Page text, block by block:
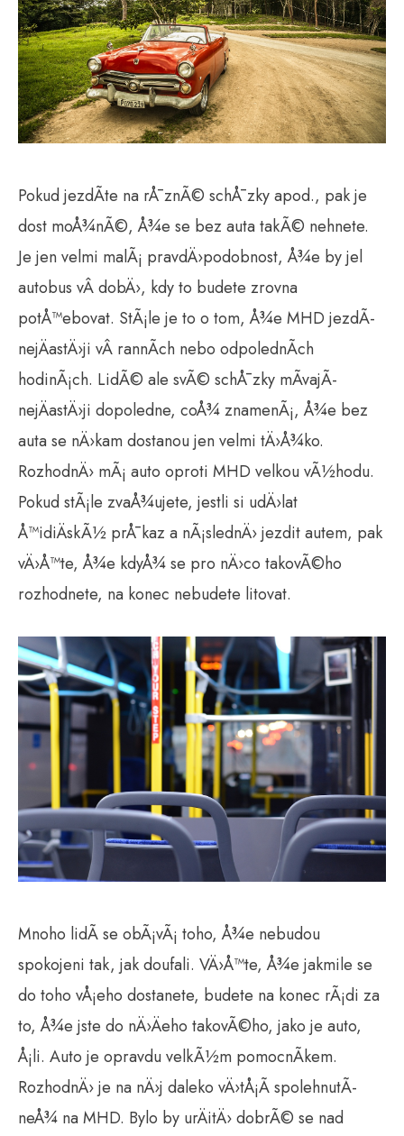
Pokud jezdÃ­te na rÅ¯znÃ© schÅ¯zky apod., pak je
dost moÅ¾nÃ©, Å¾e se bez auta takÃ© nehnete.
Je jen velmi malÃ¡ pravdÄ›podobnost, Å¾e by jel
autobus vÂ dobÄ›, kdy to budete zrovna
potÅ™ebovat. StÃ¡le je to o tom, Å¾e MHD jezdÃ­
nejÄastÄ›ji vÂ rannÃ­ch nebo odpolednÃ­ch
hodinÃ¡ch. LidÃ© ale svÃ© schÅ¯zky mÃ­vajÃ­
nejÄastÄ›ji dopoledne, coÅ¾ znamenÃ¡, Å¾e bez
auta se nÄ›kam dostanou jen velmi tÄ›Å¾ko.
RozhodnÄ› mÃ¡ auto oproti MHD velkou vÃ½hodu.
Pokud stÃ¡le zvaÅ¾ujete, jestli si udÄ›lat
Å™idiÄskÃ½ prÅ¯kaz a nÃ¡slednÄ› jezdit autem, pak
vÄ›Å™te, Å¾e kdyÅ¾ se pro nÄ›co takovÃ©ho
rozhodnete, na konec nebudete litovat.
Mnoho lidÃ­ se obÃ¡vÃ¡ toho, Å¾e nebudou
spokojeni tak, jak doufali. VÄ›Å™te, Å¾e jakmile se
do toho vÅ¡eho dostanete, budete na konec rÃ¡di za
to, Å¾e jste do nÄ›Äeho takovÃ©ho, jako je auto,
Å¡li. Auto je opravdu velkÃ½m pomocnÃ­kem.
RozhodnÄ› je na nÄ›j daleko vÄ›tÅ¡Ã­ spolehnutÃ­
neÅ¾ na MHD. Bylo by urÄitÄ› dobrÃ© se nad